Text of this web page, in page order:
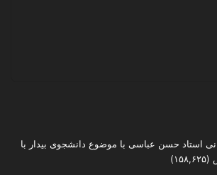
استاد حسن عباسی با موضوع دانشجوی بیدار با
(۱۵۸,۶۲۵)